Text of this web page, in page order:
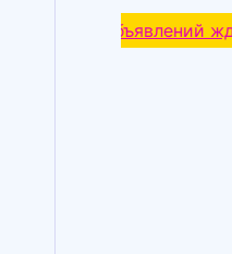
объявлений ждет Вас!